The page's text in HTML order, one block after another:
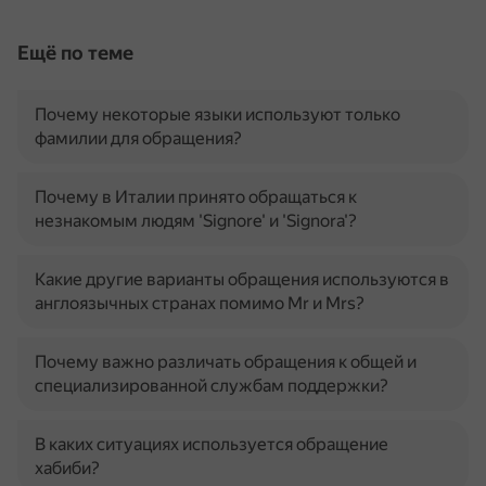
Ещё по теме
Почему некоторые языки используют только
фамилии для обращения?
Почему в Италии принято обращаться к
незнакомым людям 'Signore' и 'Signora'?
Какие другие варианты обращения используются в
англоязычных странах помимо Mr и Mrs?
Почему важно различать обращения к общей и
специализированной службам поддержки?
В каких ситуациях используется обращение
хабиби?